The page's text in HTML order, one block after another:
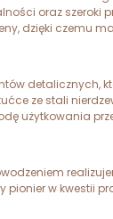
oraz szeroki
dzięki czemu
detalicznych,
ze stali
użytkowania
pionier w kwestii